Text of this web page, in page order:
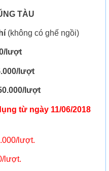
TÀU
(không có ghế ngồi)
lượt
lượt
lượt
từ ngày 11/06/2018
lượt.
lượt.